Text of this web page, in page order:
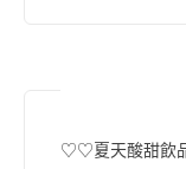
♡♡夏天酸甜飲